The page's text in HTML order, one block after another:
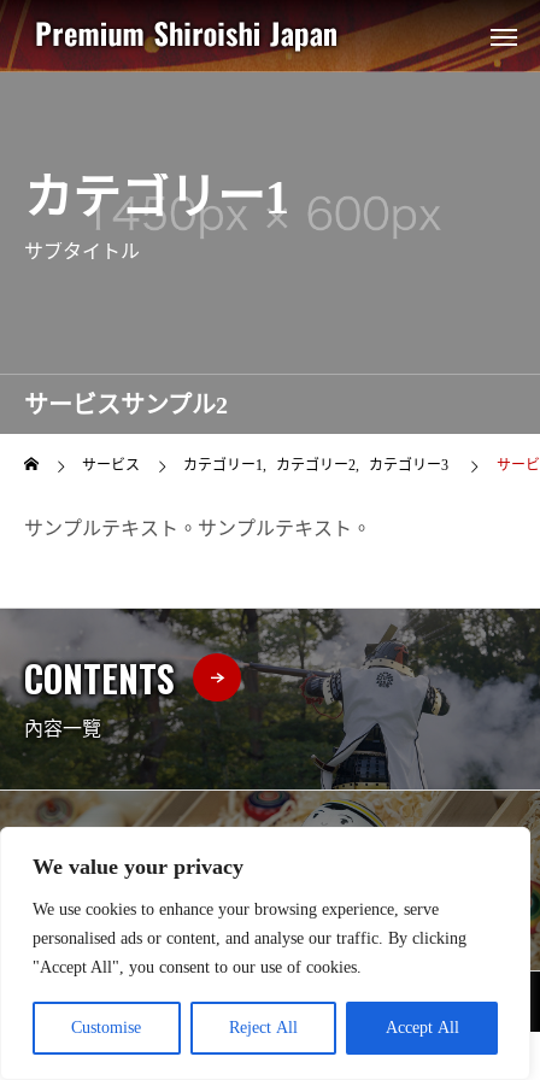
We value your privacy
We use cookies to enhance your browsing experience, serve
personalised ads or content, and analyse our traffic. By clicking
"Accept All", you consent to our use of cookies.
Customise Reject All Accept All
サービスサンプル2
カテゴリー1
サブタイトル
サービス カテゴリー1 カテゴリー2 カテゴリー3 サー
サンプルテキスト。サンプルテキスト。
CONTENTS
內容一覽
CONTACT
聯絡我們
Copyright © 2025 Premium Shiroishi Japan Project. All rights reserved.